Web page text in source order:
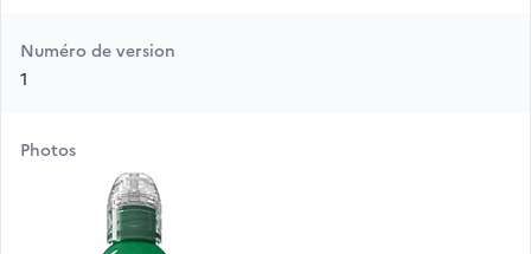
Numéro de version
1
Photos